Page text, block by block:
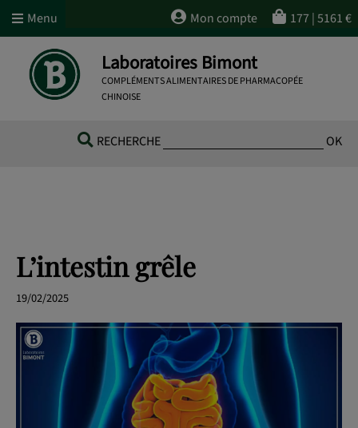
Laboratoires Bimont
COMPLÉMENTS ALIMENTAIRES DE PHARMACOPÉE
CHINOISE
RECHERCHE OK
L’intestin grêle
19/02/2025
Menu Mon compte 177|5161€